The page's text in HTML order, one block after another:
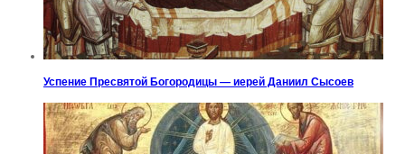
Успение Пресвятой Богородицы — иерей Даниил Сысоев